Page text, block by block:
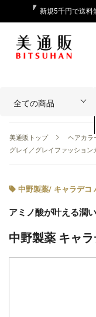
新規5千円で送料
美通販トップ ヘアカラ
グレイ／グレイファッション
中野製薬/ キャラデコ
アミノ酸が叶える潤
中野製薬 キャ